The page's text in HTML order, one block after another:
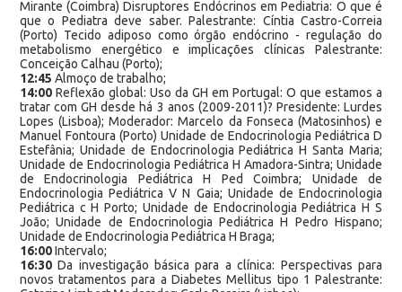
Mirante (Coimbra) Disruptores Endócrinos em Pediatria: O que é
que o Pediatra deve saber. Palestrante: Cíntia Castro-Correia
(Porto) Tecido adiposo como órgão endócrino - regulação do
metabolismo energético e implicações clínicas Palestrante:
Conceição Calhau (Porto);
12:45 Almoço de trabalho;
14:00Reflexão global: Uso da GH em Portugal: O que estamos a
tratar com GH desde há 3 anos (2009-2011)? Presidente: Lurdes
Lopes (Lisboa); Moderador: Marcelo da Fonseca (Matosinhos) e
Manuel Fontoura (Porto) Unidade de Endocrinologia Pediátrica D
Estefânia; Unidade de Endocrinologia Pediátrica H Santa Maria;
Unidade de Endocrinologia Pediátrica H Amadora-Sintra; Unidade
de Endocrinologia Pediátrica H Ped Coimbra; Unidade de
Endocrinologia Pediátrica V N Gaia; Unidade de Endocrinologia
Pediátrica c H Porto; Unidade de Endocrinologia Pediátrica H S
João; Unidade de Endocrinologia Pediátrica H Pedro Hispano;
Unidade de Endocrinologia Pediátrica H Braga;
16:00Intervalo;
16:30Da investigação básica para a clínica: Perspectivas para
novos tratamentos para a Diabetes Mellitus tipo 1 Palestrante: